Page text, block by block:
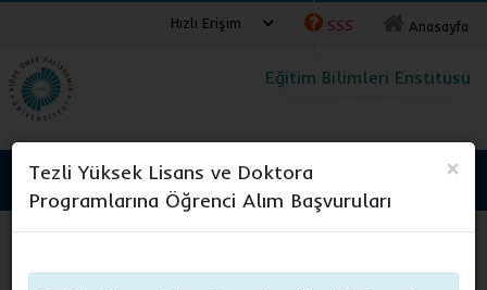
Anasayfa
SSS
Hızlı Erişim
NİĞDE ÖMER HALİSDEMİR ÜNİVERSİTESİ
Eğitim Bilimleri Enstitüsü
×
Tezli Yüksek Lisans ve Doktora
Programlarına Öğrenci Alım Başvuruları